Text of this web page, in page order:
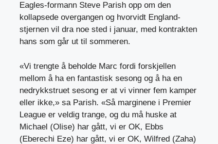
Eagles-formann Steve Parish opp om den
kollapsede overgangen og hvorvidt England-
stjernen vil dra noe sted i januar, med kontrakten
hans som går ut til sommeren.
«Vi trengte å beholde Marc fordi forskjellen
mellom å ha en fantastisk sesong og å ha en
nedrykkstruet sesong er at vi vinner fem kamper
eller ikke,» sa Parish. «Så marginene i Premier
League er veldig trange, og du må huske at
Michael (Olise) har gått, vi er OK, Ebbs
(Eberechi Eze) har gått, vi er OK, Wilfred (Zaha)